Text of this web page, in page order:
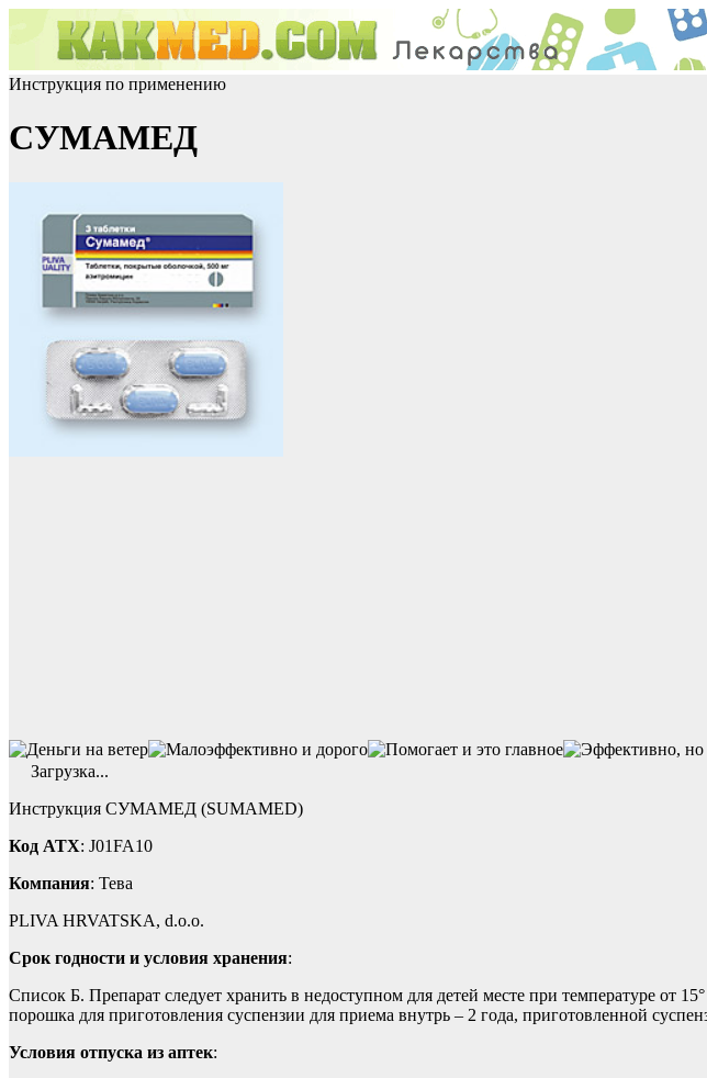
Инструкция по применению
СУМАМЕД
Загрузка...
Инструкция СУМАМЕД (SUMAMED)
Код ATX: J01FA10
Компания: Тева
PLIVA HRVATSKA, d.o.o.
Срок годности и условия хранения:
Список Б. Препарат следует хранить в недоступном для детей месте при температуре от
порошка для приготовления суспензии для приема внутрь – 2 года, приготовленной
Условия отпуска из аптек: